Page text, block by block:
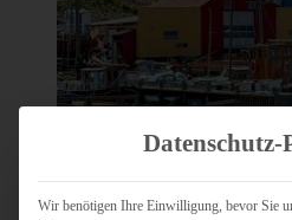
Datenschutz-
Wir benötigen Ihre Einwilligung, bevor Sie